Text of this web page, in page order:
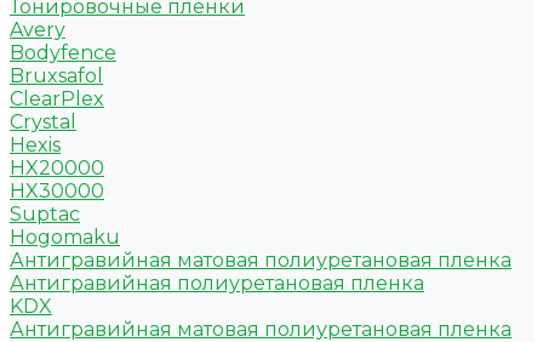
Тонировочные пленки
Avery
Bodyfence
Bruxsafol
ClearPlex
Crystal
Hexis
HX20000
HX30000
Suptac
Hogomaku
Антигравийная матовая полиуретановая пленка
Антигравийная полиуретановая пленка
KDX
Антигравийная матовая полиуретановая пленка